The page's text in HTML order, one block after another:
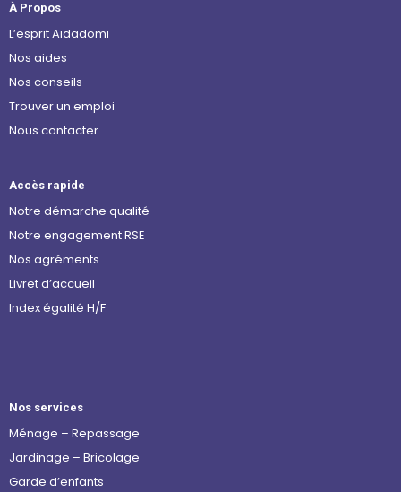
À Propos
L’esprit Aidadomi
Nos aides
Nos conseils
Trouver un emploi
Nous contacter
Accès rapide
Notre démarche qualité
Notre engagement RSE
Nos agréments
Livret d’accueil
Index égalité H/F
Nos services
Ménage – Repassage
Jardinage – Bricolage
Garde d’enfants